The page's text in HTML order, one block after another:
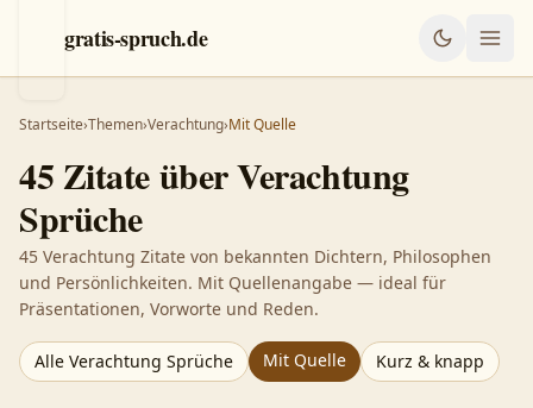
gratis-spruch.de
Startseite›Themen›Verachtung›Mit Quelle
45 Zitate überVerachtung
Sprüche
45 Verachtung Zitate von bekannten Dichtern, Philosophen
und Persönlichkeiten. Mit Quellenangabe — ideal für
Präsentationen, Vorworte und Reden.
Alle Verachtung Sprüche Mit Quelle Kurz & knapp